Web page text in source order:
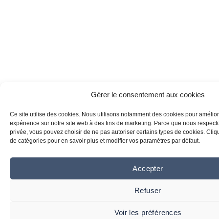
Gérer le consentement aux cookies
Ce site utilise des cookies. Nous utilisons notamment des cookies pour
expérience sur notre site web à des fins de marketing. Parce que nous
privée, vous pouvez choisir de ne pas autoriser certains types de cookies.
de catégories pour en savoir plus et modifier vos paramètres par défaut.
Accepter
Refuser
Voir les préférences